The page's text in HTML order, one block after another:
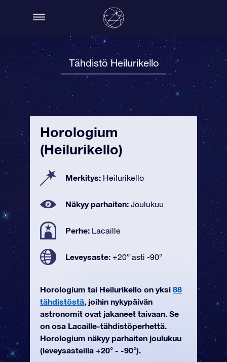
Tähdistö Heilurikello
Horologium
(Heilurikello)
Merkitys: Heilurikello
Näkyy parhaiten: Joulukuu
Perhe: Lacaille
Leveysaste: +20° asti -90°
Horologium tai Heilurikello on yksi 88
tähdistöstä, joihin nykypäivän
astronomit ovat jakaneet taivaan. Se
on osa Lacaille-tähdistöperhettä.
Horologium näkyy parhaiten joulukuu
(leveysasteilla +20° - -90°).